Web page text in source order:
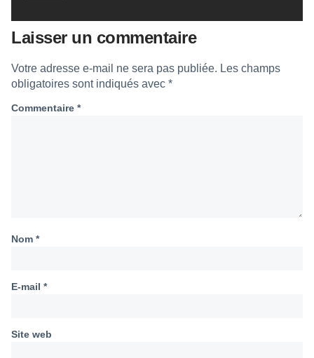
Laisser un commentaire
Votre adresse e-mail ne sera pas publiée. Les champs
obligatoires sont indiqués avec *
Commentaire *
Nom *
E-mail *
Site web